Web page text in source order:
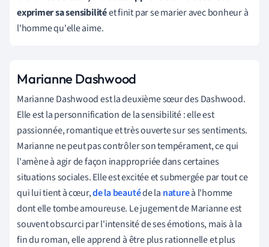
exprimer sa sensibilitéet finit par se marier avec bonheur à
l'homme qu'elle aime.
Marianne Dashwood
Marianne Dashwood est la deuxième sœur des Dashwood.
Elle est la personnification de la sensibilité : elle est
passionnée, romantique et très ouverte sur ses sentiments.
Marianne ne peut pas contrôler son tempérament, ce qui
l'amène à agir de façon inappropriée dans certaines
situations sociales. Elle est excitée et submergée par tout ce
qui lui tient à cœur,de la beautéde la natureà l'homme
dont elle tombe amoureuse. Le jugement de Marianne est
souvent obscurci par l'intensité de ses émotions, mais à la
fin du roman, elle apprend à être plus rationnelle et plus